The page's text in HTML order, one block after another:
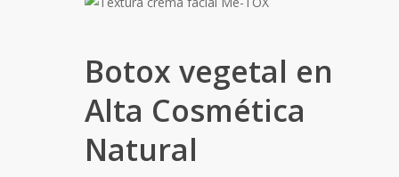
Botox vegetal en
Alta Cosmética
Natural